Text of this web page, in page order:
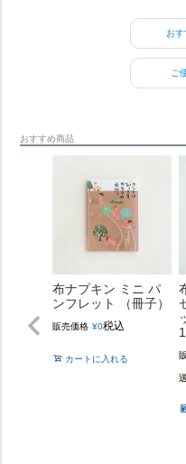
おす
ご
おすすめ商品
布ナプキン ミニ パ
ンフレット （冊子）
販売価格 ¥0税込
カートに入れる